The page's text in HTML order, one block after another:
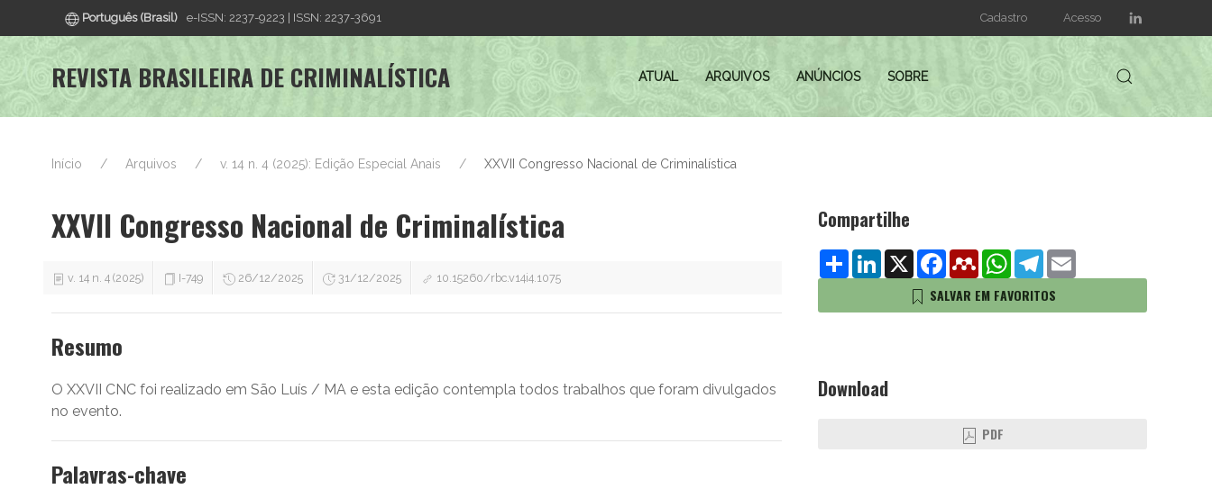
Português (Brasil) e-ISSN: 2237-9223 | ISSN: 2237-3691 Cadastro Acesso
REVISTA BRASILEIRA DE CRIMINALÍSTICA ATUAL ARQUIVOS ANÚNCIOS SOBRE
Início Arquivos v. 14 n. 4 (2025): Edição Especial Anais XXVII Congresso Nacional de Criminalística
XXVII Congresso Nacional de Criminalística
v. 14 n. 4 (2025) I-749 26/12/2025 31/12/2025 10.15260/rbc.v14i4.1075
Resumo
O XXVII CNC foi realizado em São Luís / MA e esta edição contempla todos trabalhos que foram divulgados
no evento.
Palavras-chave
Compartilhe
ShareLinkedIn
X FacebookMendeleyWhatsApp
Telegram
Email
SALVAR EM FAVORITOS
Download
PDF